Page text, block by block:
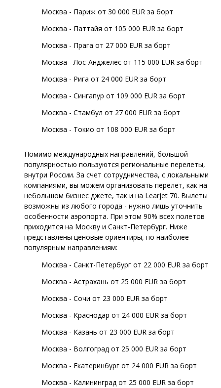
Москва - Париж от 30 000 EUR за борт
Москва - Паттайя от 105 000 EUR за борт
Москва - Прага от 27 000 EUR за борт
Москва - Лос-Анджелес от 115 000 EUR за борт
Москва - Рига от 24 000 EUR за борт
Москва - Сингапур от 109 000 EUR за борт
Москва - Стамбул от 27 000 EUR за борт
Москва - Токио от 108 000 EUR за борт
Помимо международных направлений, большой
популярностью пользуются региональные перелеты,
внутри России. За счет сотрудничества, с локальными
компаниями, вы можем организовать перелет, как на
небольшом бизнес джете, так и на Learjet 70. Вылеты
возможны из любого города - нужно лишь уточнить
особенности аэропорта. При этом 90% всех полетов
приходится на Москву и Санкт-Петербург. Ниже
представлены ценовые ориентиры, по наиболее
популярным направлениям:
Москва - Санкт-Петербург от 22 000 EUR за борт
Москва - Астрахань от 25 000 EUR за борт
Москва - Сочи от 23 000 EUR за борт
Москва - Краснодар от 24 000 EUR за борт
Москва - Казань от 23 000 EUR за борт
Москва - Волгоград от 25 000 EUR за борт
Москва - Екатеринбург от 24 000 EUR за борт
Москва - Калининград от 25 000 EUR за борт